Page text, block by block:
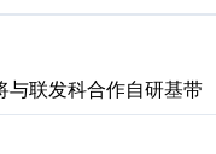
限可能
与联发科合作自研基带